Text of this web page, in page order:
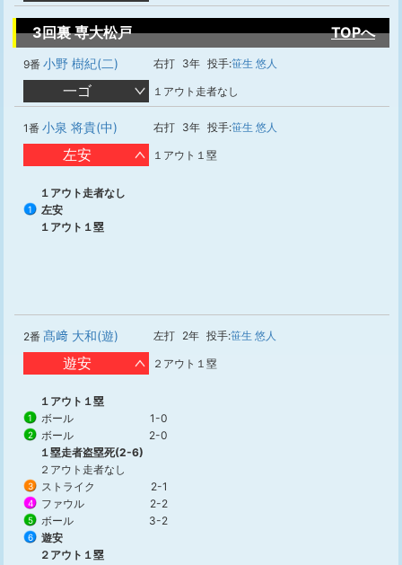
3回裏 専大松戸 TOPへ
9番 小野 樹紀(二) 右打 3年 投手:笹生 悠人
一ゴ １アウト走者なし
1番 小泉 将貴(中) 右打 3年 投手:笹生 悠人
左安 １アウト１塁
１アウト走者なし
1
左安
１アウト１塁
2番 髙﨑 大和(遊) 左打 2年 投手:笹生 悠人
遊安 ２アウト１塁
１アウト１塁
1 ボール 1-0
2 ボール
2-0
１塁走者盗塁死(2-6)
２アウト走者なし
3 ストライク 2-1
4 ファウル 2-2
5 ボール 3-2
6
遊安
２アウト１塁